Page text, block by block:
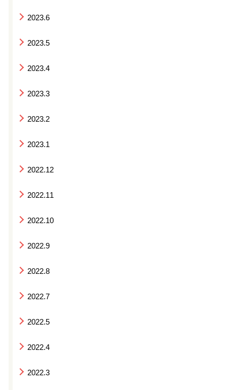
2023.6
2023.5
2023.4
2023.3
2023.2
2023.1
2022.12
2022.11
2022.10
2022.9
2022.8
2022.7
2022.5
2022.4
2022.3